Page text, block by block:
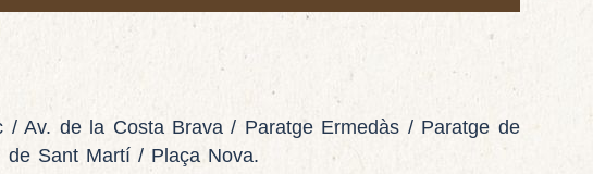
Av. de la Costa Brava / Paratge Ermedàs / Paratge de
de Sant Martí / Plaça Nova.